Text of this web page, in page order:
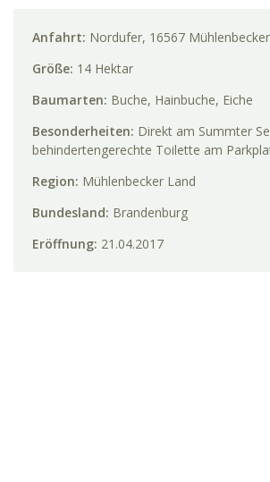
Anfahrt: Nordufer, 16567
Größe: 14 Hektar
Baumarten: Buche, Hainbuche, Eiche
Besonderheiten: Direkt am Summter
behindertengerechte Toilette am
Region: Mühlenbecker Land
Bundesland: Brandenburg
Eröffnung: 21.04.2017